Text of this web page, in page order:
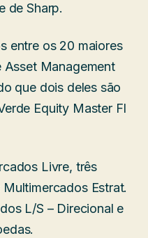
de Sharp.
entre os 20 maiores
Asset Management
que dois deles são
Equity Master FI
Livre, três
Estrat.
L/S – Direcional e